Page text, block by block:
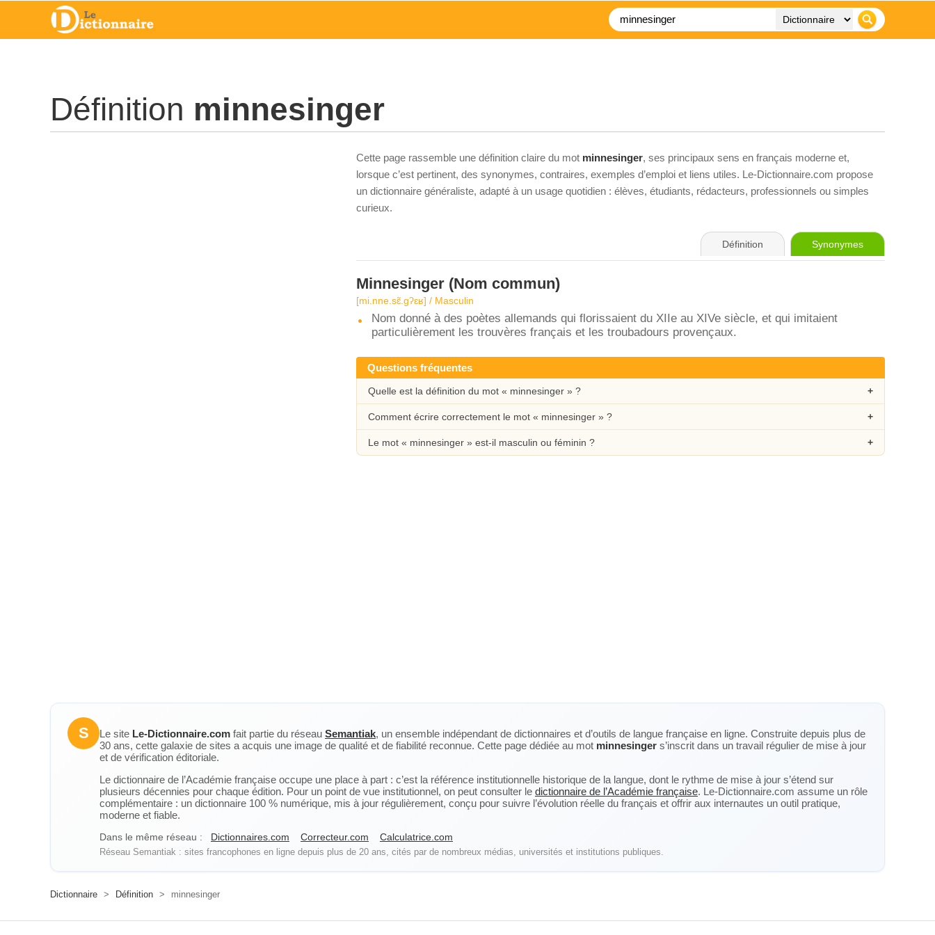
Définition minnesinger
Cette page rassemble une définition claire du mot minnesinger, ses principaux sens en français moderne et,
lorsque c’est pertinent, des synonymes, contraires, exemples d’emploi et liens utiles. Le-Dictionnaire.com propose
un dictionnaire généraliste, adapté à un usage quotidien : élèves, étudiants, rédacteurs, professionnels ou simples
curieux.
Définition Synonymes
Minnesinger (Nom commun)
[mi.nne.sɛ̃.ɡʔɛʁ] / Masculin
Nom donné à des poètes allemands qui florissaient du XIIe au XIVe siècle, et qui imitaient
particulièrement les trouvères français et les troubadours provençaux.
Questions fréquentes
Quelle est la définition du mot « minnesinger » ?
Comment écrire correctement le mot « minnesinger » ?
Le mot « minnesinger » est-il masculin ou féminin ?
S Le site Le-Dictionnaire.com fait partie du réseau Semantiak, un ensemble indépendant de dictionnaires et d’outils de langue française en ligne. Construite depuis plus de
30 ans, cette galaxie de sites a acquis une image de qualité et de fiabilité reconnue. Cette page dédiée au mot minnesinger s’inscrit dans un travail régulier de mise à jour
et de vérification éditoriale.
Le dictionnaire de l’Académie française occupe une place à part : c’est la référence institutionnelle historique de la langue, dont le rythme de mise à jour s’étend sur
plusieurs décennies pour chaque édition. Pour un point de vue institutionnel, on peut consulter le dictionnaire de l’Académie française. Le-Dictionnaire.com assume un rôle
complémentaire : un dictionnaire 100 % numérique, mis à jour régulièrement, conçu pour suivre l’évolution réelle du français et offrir aux internautes un outil pratique,
moderne et fiable.
Dans le même réseau : Dictionnaires.com Correcteur.com Calculatrice.com
Réseau Semantiak : sites francophones en ligne depuis plus de 20 ans, cités par de nombreux médias, universités et institutions publiques.
Dictionnaire > Définition > minnesinger